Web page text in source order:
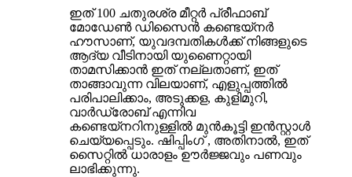
ഇത് 100 ചതുരശ്ര മീറ്റർ പ്രീഫാബ്
മോഡേൺ ഡിസൈൻ കണ്ടെയ്‌നർ
ഹൗസാണ്, യുവദമ്പതികൾക്ക് നിങ്ങളുടെ
ആദ്യ വീടിനായി യുണൈറ്റായി
താമസിക്കാൻ ഇത് നല്ലതാണ്, ഇത്
താങ്ങാവുന്ന വിലയാണ്, എളുപ്പത്തിൽ
പരിപാലിക്കാം, അടുക്കള, കുളിമുറി,
വാർഡ്രോബ് എന്നിവ
കണ്ടെയ്‌നറിനുള്ളിൽ മുൻകൂട്ടി ഇൻസ്റ്റാൾ
ചെയ്യപ്പെടും. ഷിപ്പിംഗ് , അതിനാൽ, ഇത്
സൈറ്റിൽ ധാരാളം ഊർജ്ജവും പണവും
ലാഭിക്കുന്നു.